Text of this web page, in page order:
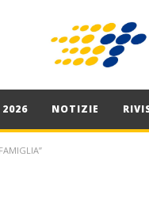
2026 NOTIZIE